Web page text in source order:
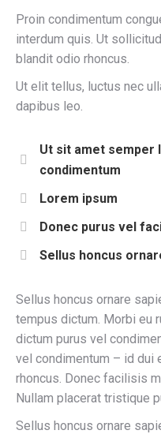
Proin condimentum
interdum quis. Ut
blandit odio rhoncus.
Ut elit tellus, luctus nec
dapibus leo.
Ut sit amet semper
condimentum
Lorem ipsum
Donec purus vel
Sellus honcus
Sellus honcus ornare
tempus dictum. Morbi eu
dictum purus vel
vel condimentum – id dui
rhoncus. Donec facilisis
Nullam placerat tristique
Sellus honcus ornare